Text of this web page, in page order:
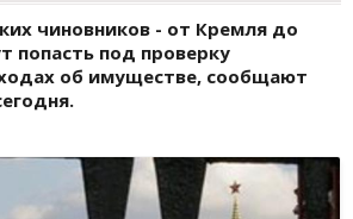
чиновников - от Кремля до
попасть под проверку
об имуществе, сообщают